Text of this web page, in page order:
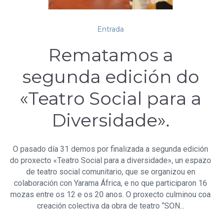
Entrada
Rematamos a
segunda edición do
«Teatro Social para a
Diversidade».
O pasado día 31 demos por finalizada a segunda edición
do proxecto «Teatro Social para a diversidade», un espazo
de teatro social comunitario, que se organizou en
colaboración con Yarama África, e no que participaron 16
mozas entre os 12 e os 20 anos. O proxecto culminou coa
creación colectiva da obra de teatro “SON...